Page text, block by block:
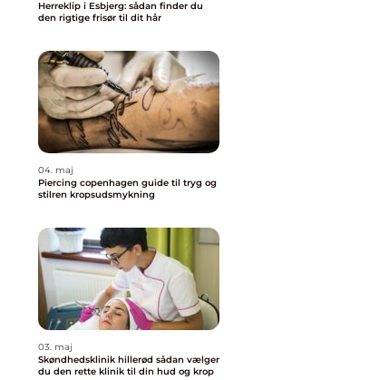
Herreklip i Esbjerg: sådan finder du
den rigtige frisør til dit hår
04. maj
Piercing copenhagen guide til tryg og
stilren kropsudsmykning
03. maj
Skøndhedsklinik hillerød sådan vælger
du den rette klinik til din hud og krop